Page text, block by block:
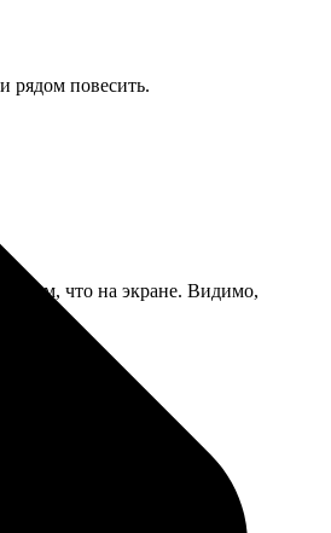
рядом повесить.
с тем, что на экране. Видимо,
с дизайном. Получил